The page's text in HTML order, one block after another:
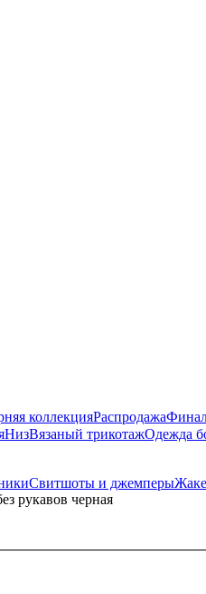
коллекцияРаспродажа
НизВязаный трикотажОдежда
Свитшоты и джемперы
рукавов черная